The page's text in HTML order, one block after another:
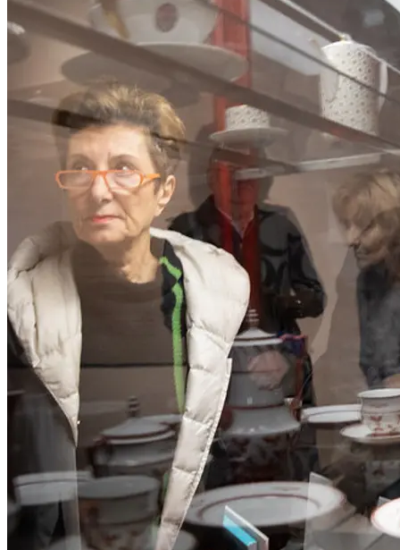
Kurator: Rainald Franz, Kustode MAK-Sammlung Glas und
Keramik
Premium Sponsor: Österreichische Werkstätten
...Mehr lesen